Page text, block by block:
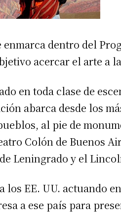
enmarca dentro del
acercar el arte a
en toda clase de
abarca desde los
al pie de
Colón de Buenos
Leningrado y el
los EE. UU. actuando
a ese país para